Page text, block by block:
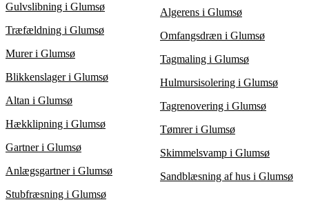
Gulvslibning i Glumsø
Træfældning i Glumsø
Murer i Glumsø
Blikkenslager i Glumsø
Altan i Glumsø
Hækklipning i Glumsø
Gartner i Glumsø
Anlægsgartner i Glumsø
Stubfræsning i Glumsø
Algerens i Glumsø
Omfangsdræn i Glumsø
Tagmaling i Glumsø
Hulmursisolering i Glumsø
Tagrenovering i Glumsø
Tømrer i Glumsø
Skimmelsvamp i Glumsø
Sandblæsning af hus i Glumsø